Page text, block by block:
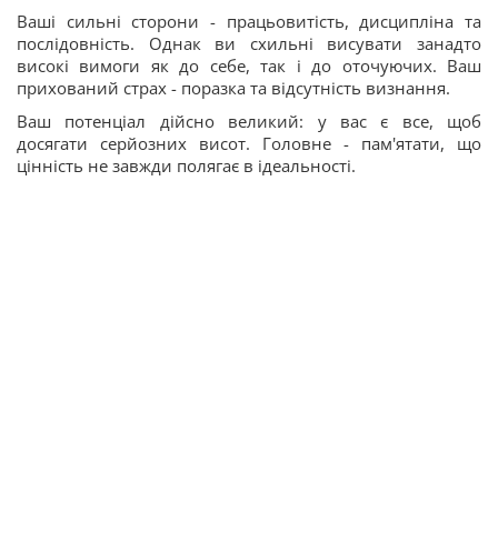
Ваші сильні сторони - працьовитість, дисципліна та
послідовність. Однак ви схильні висувати занадто
високі вимоги як до себе, так і до оточуючих. Ваш
прихований страх - поразка та відсутність визнання.
Ваш потенціал дійсно великий: у вас є все, щоб
досягати серйозних висот. Головне - пам'ятати, що
цінність не завжди полягає в ідеальності.